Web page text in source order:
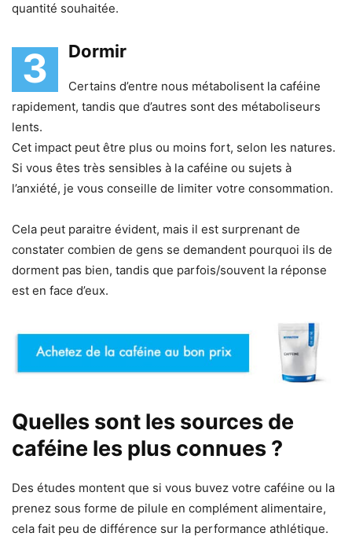
quantité souhaitée.
3 Dormir
Certains d’entre nous métabolisent la caféine
rapidement, tandis que d’autres sont des métaboliseurs
lents.
Cet impact peut être plus ou moins fort, selon les natures.
Si vous êtes très sensibles à la caféine ou sujets à
l’anxiété, je vous conseille de limiter votre consommation.
Cela peut paraitre évident, mais il est surprenant de
constater combien de gens se demandent pourquoi ils de
dorment pas bien, tandis que parfois/souvent la réponse
est en face d’eux.
Quelles sont les sources de
caféine les plus connues ?
Des études montent que si vous buvez votre caféine ou la
prenez sous forme de pilule en complément alimentaire,
cela fait peu de différence sur la performance athlétique.